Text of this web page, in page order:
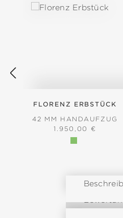
FLORENZ ERBSTÜCK
42 MM HANDAUFZUG
REGULÄRER
1.950,00 €